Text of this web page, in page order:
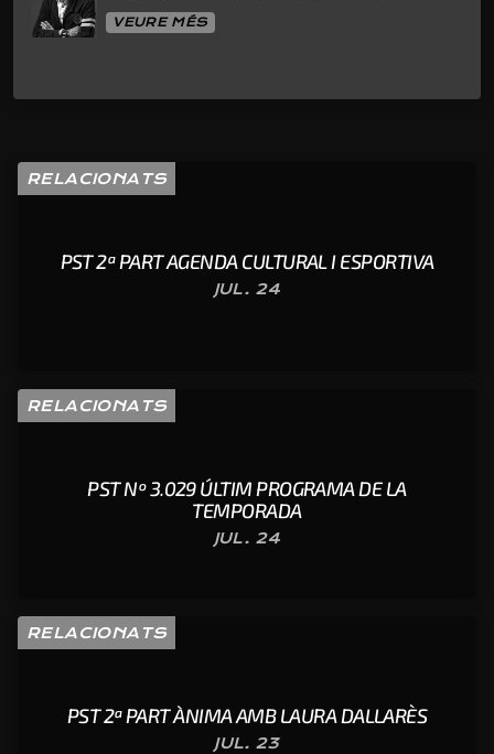
VEURE MÉS
RELACIONATS
PST 2ª PART AGENDA CULTURAL I ESPORTIVA
JUL. 24
RELACIONATS
PST Nº 3.029 ÚLTIM PROGRAMA DE LA
TEMPORADA
JUL. 24
RELACIONATS
PST 2ª PART ÀNIMA AMB LAURA DALLARÈS
JUL. 23